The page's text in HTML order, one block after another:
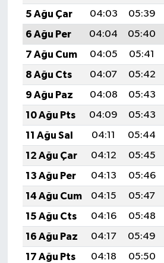
5 Ağu Çar
04:03 05:39
6 Ağu Per
04:04 05:40
7 Ağu Cum
04:05 05:41
8 Ağu Cts
04:07 05:42
9 Ağu Paz
04:08 05:43
10 Ağu Pts
04:09 05:43
11 Ağu Sal
04:11 05:44
12 Ağu Çar
04:12 05:45
13 Ağu Per
04:13 05:46
14 Ağu Cum
04:15 05:47
15 Ağu Cts
04:16 05:48
16 Ağu Paz
04:17 05:49
17 Ağu Pts
04:18 05:50